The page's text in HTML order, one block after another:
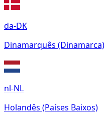
da-DK
Dinamarquês (Dinamarca)
nl-NL
Holandês (Países Baixos)